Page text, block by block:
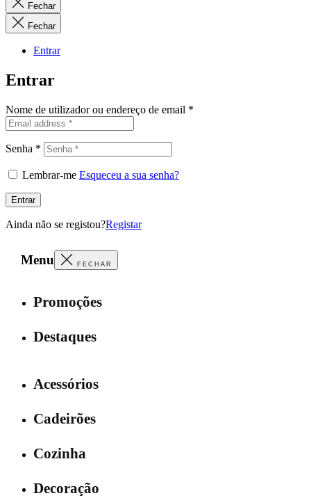
Fechar
Fechar
Entrar
Entrar
Nome de utilizador ou endereço de email *
Senha *
Lembrar-me Esqueceu a sua senha?
Entrar
Ainda não se registou?Registar
Menu FECHAR
Promoções
Destaques
Acessórios
Cadeirões
Cozinha
Decoração